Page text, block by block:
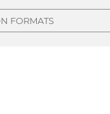
FORMATS